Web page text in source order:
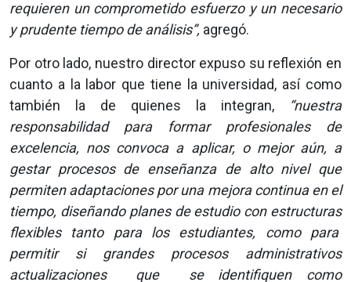
requieren un comprometido esfuerzo y un necesario
y prudente tiempo de análisis”, agregó.
Por otro lado, nuestro director expuso su reflexión en
cuanto a la labor que tiene la universidad, así como
también la de quienes la integran,
“nuestra
responsabilidad para formar profesionales de
excelencia, nos convoca a aplicar, o mejor aún, a
gestar procesos de enseñanza de alto nivel que
permiten adaptaciones por una mejora continua en el
tiempo, diseñando planes de estudio con estructuras
flexibles tanto para los estudiantes, como para
permitir si grandes procesos administrativos
actualizaciones que se identifiquen como